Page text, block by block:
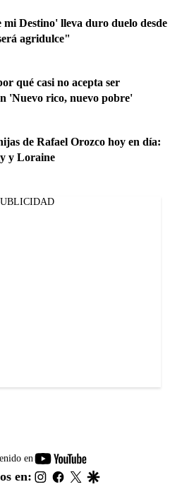
Destino' lleva duro duelo desde
agridulce"
qué casi no acepta ser
'Nuevo rico, nuevo pobre'
de Rafael Orozco hoy en día:
y Loraine
en
youtube-
footer
en: instagram
facebook
twitter